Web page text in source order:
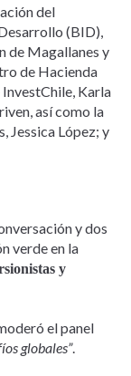
del
(BID),
de Magallanes y
de Hacienda
Karla
así como la
Jessica López; y
y dos
verde en la
y
el panel
globales”.